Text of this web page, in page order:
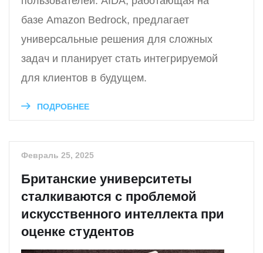
базе Amazon Bedrock, предлагает
универсальные решения для сложных
задач и планирует стать интегрируемой
для клиентов в будущем.
ПОДРОБНЕЕ
Февраль 25, 2025
Британские университеты
сталкиваются с проблемой
искусственного интеллекта при
оценке студентов